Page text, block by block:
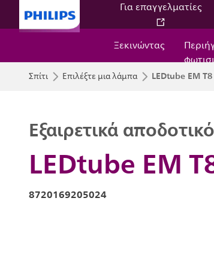
Για επαγγελματίες
Ξεκινώντας
Σπίτι Επιλέξτε μια λάμπα LEDtube EM T8
LEDtube EM
Εξαιρετικά αποδοτικό
8720169205024